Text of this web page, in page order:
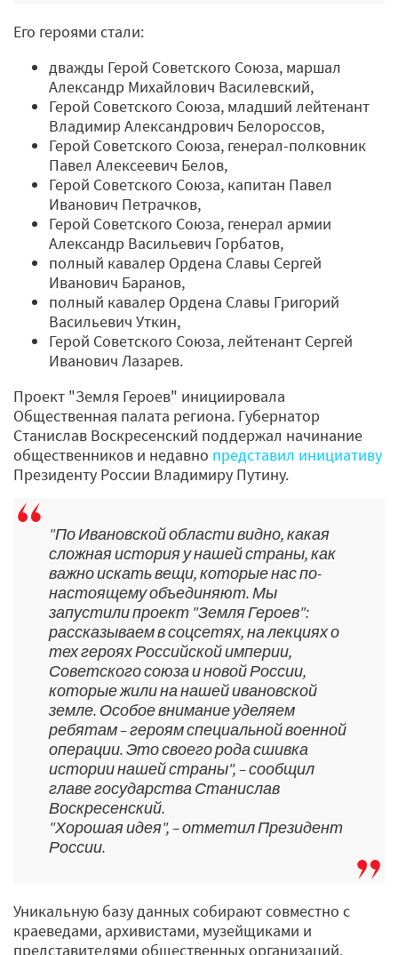
Его героями стали:
дважды Герой Советского Союза, маршал
Александр Михайлович Василевский,
Герой Советского Союза, младший лейтенант
Владимир Александрович Белороссов,
Герой Советского Союза, генерал-полковник
Павел Алексеевич Белов,
Герой Советского Союза, капитан Павел
Иванович Петрачков,
Герой Советского Союза, генерал армии
Александр Васильевич Горбатов,
полный кавалер Ордена Славы Сергей
Иванович Баранов,
полный кавалер Ордена Славы Григорий
Васильевич Уткин,
Герой Советского Союза, лейтенант Сергей
Иванович Лазарев.
Проект "Земля Героев" инициировала
Общественная палата региона. Губернатор
Станислав Воскресенский поддержал начинание
общественников и недавно представил инициативу
Президенту России Владимиру Путину.
"По Ивановской области видно, какая
сложная история у нашей страны, как
важно искать вещи, которые нас по-
настоящему объединяют. Мы
запустили проект "Земля Героев":
рассказываем в соцсетях, на лекциях о
тех героях Российской империи,
Советского союза и новой России,
которые жили на нашей ивановской
земле. Особое внимание уделяем
ребятам – героям специальной военной
операции. Это своего рода сшивка
истории нашей страны", – сообщил
главе государства Станислав
Воскресенский.
"Хорошая идея", – отметил Президент
России.
Уникальную базу данных собирают совместно с
краеведами, архивистами, музейщиками и
представителями общественных организаций.